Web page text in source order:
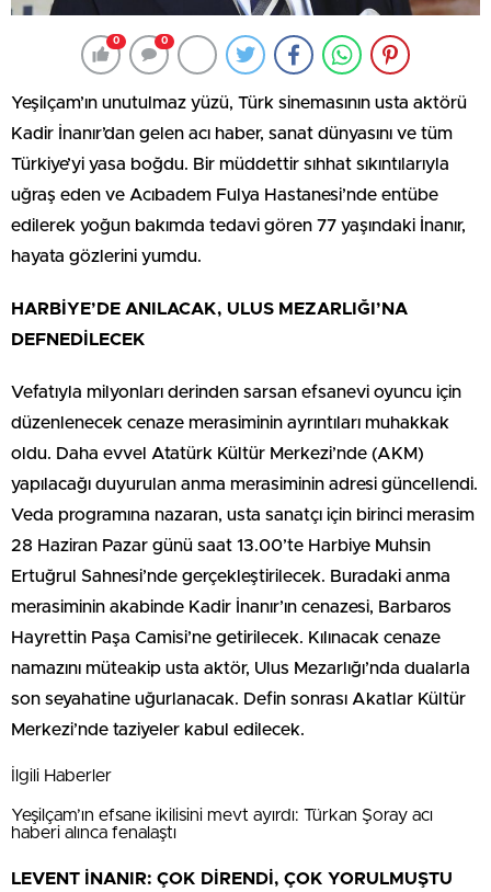
0 0
Yeşilçam’ın unutulmaz yüzü, Türk sinemasının usta aktörü
Kadir İnanır’dan gelen acı haber, sanat dünyasını ve tüm
Türkiye’yi yasa boğdu. Bir müddettir sıhhat sıkıntılarıyla
uğraş eden ve Acıbadem Fulya Hastanesi’nde entübe
edilerek yoğun bakımda tedavi gören 77 yaşındaki İnanır,
hayata gözlerini yumdu.
HARBİYE’DE ANILACAK, ULUS MEZARLIĞI’NA
DEFNEDİLECEK
Vefatıyla milyonları derinden sarsan efsanevi oyuncu için
düzenlenecek cenaze merasiminin ayrıntıları muhakkak
oldu. Daha evvel Atatürk Kültür Merkezi’nde (AKM)
yapılacağı duyurulan anma merasiminin adresi güncellendi.
Veda programına nazaran, usta sanatçı için birinci merasim
28 Haziran Pazar günü saat 13.00’te Harbiye Muhsin
Ertuğrul Sahnesi’nde gerçekleştirilecek. Buradaki anma
merasiminin akabinde Kadir İnanır’ın cenazesi, Barbaros
Hayrettin Paşa Camisi’ne getirilecek. Kılınacak cenaze
namazını müteakip usta aktör, Ulus Mezarlığı’nda dualarla
son seyahatine uğurlanacak. Defin sonrası Akatlar Kültür
Merkezi’nde taziyeler kabul edilecek.
İlgili Haberler
Yeşilçam’ın efsane ikilisini mevt ayırdı: Türkan Şoray acı
haberi alınca fenalaştı
LEVENT İNANIR: ÇOK DİRENDİ, ÇOK YORULMUŞTU